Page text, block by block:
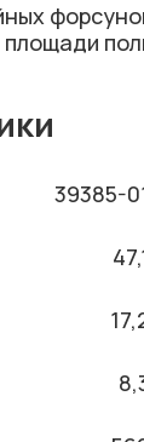
39385-